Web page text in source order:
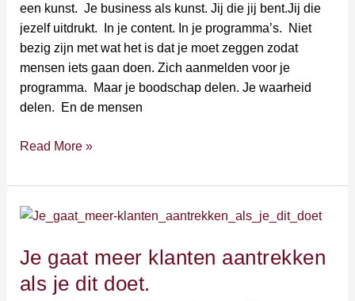
een kunst. Je business als kunst. Jij die jij bent.Jij die
jezelf uitdrukt. In je content. In je programma’s. Niet
bezig zijn met wat het is dat je moet zeggen zodat
mensen iets gaan doen. Zich aanmelden voor je
programma. Maar je boodschap delen. Je waarheid
delen. En de mensen
Read More »
Je gaat meer klanten aantrekken
als je dit doet.
Je
meer
klanten
aantrekken